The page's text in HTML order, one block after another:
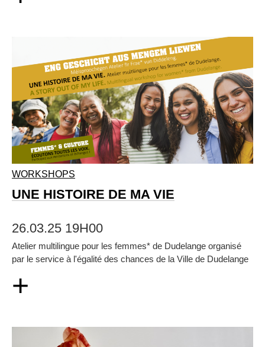
WORKSHOPS
UNE HISTOIRE DE MA VIE
26.03.25 19H00
Atelier multilingue pour les femmes* de Dudelange organisé
par le service à l'égalité des chances de la Ville de Dudelange
+